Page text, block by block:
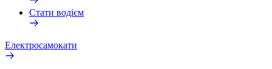
Стати водієм
Електросамокати